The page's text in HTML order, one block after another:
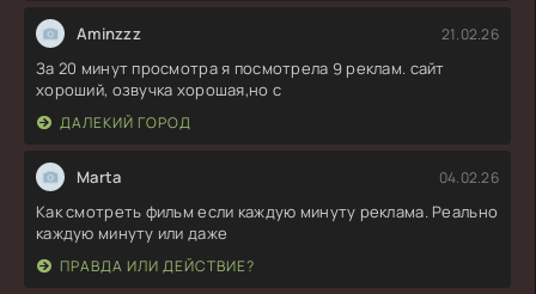
Aminzzz 21.02.26
За 20 минут просмотра я посмотрела 9 реклам. сайт
хороший, озвучка хорошая,но с
ДАЛЕКИЙ ГОРОД
Marta 04.02.26
Как смотреть фильм если каждую минуту реклама. Реально
каждую минуту или даже
ПРАВДА ИЛИ ДЕЙСТВИЕ?